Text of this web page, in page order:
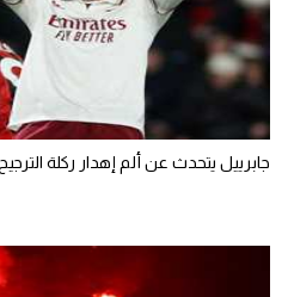
جابرييل يتحدث عن ألم إهدار ركلة